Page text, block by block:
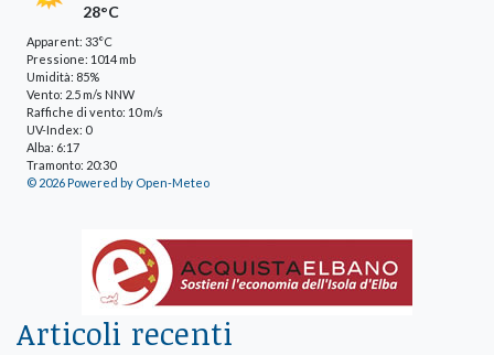
28°C
Apparent: 33°C
Pressione: 1014 mb
Umidità: 85%
Vento: 2.5 m/s NNW
Raffiche di vento: 10 m/s
UV-Index: 0
Alba: 6:17
Tramonto: 20:30
© 2026 Powered by Open-Meteo
Articoli recenti